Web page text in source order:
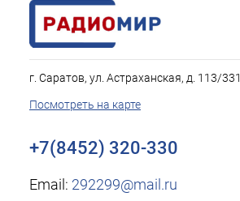
г. Саратов, ул. Астраханская, д. 113/331
Посмотреть на карте
+7(8452) 320-330
Email: 292299@mail.ru